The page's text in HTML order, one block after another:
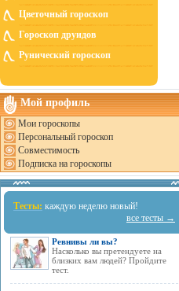
Цветочный гороскоп
Гороскоп друидов
Рунический гороскоп
Мой профиль
Мои гороскопы
Персональный гороскоп
Совместимость
Подписка на гороскопы
Тесты: каждую неделю новый!
все тесты →
Ревнивы ли вы?
Насколько вы претендуете на
близких вам людей? Пройдите
тест.